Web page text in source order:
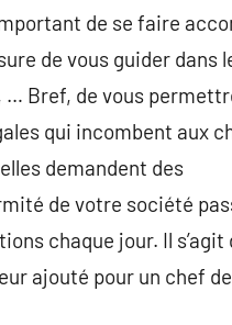
de se faire
de vous guider dans
Bref, de vous
qui incombent aux
demandent des
de votre société
chaque jour. Il s’agit
ajouté pour un chef